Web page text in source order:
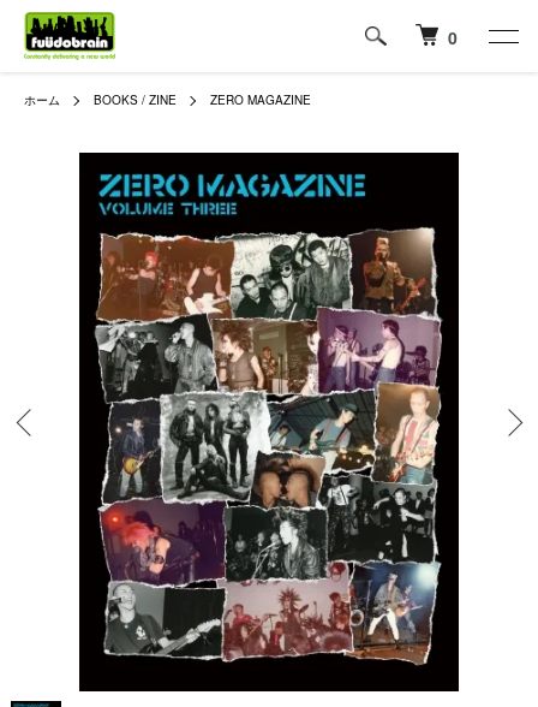
0
ホーム BOOKS / ZINE ZERO MAGAZINE